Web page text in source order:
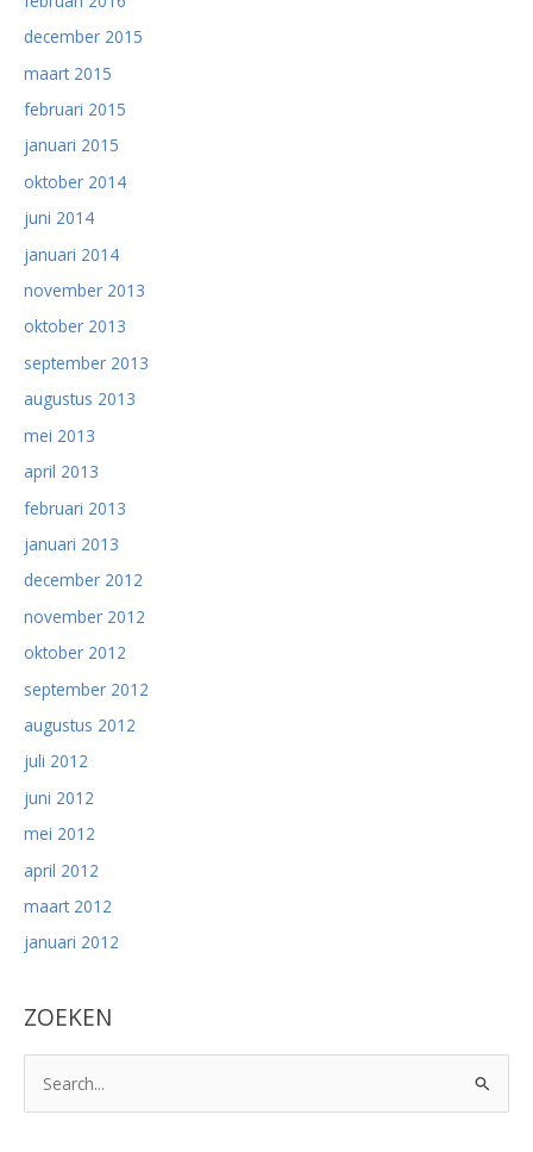
december 2015
maart 2015
februari 2015
januari 2015
oktober 2014
juni 2014
januari 2014
november 2013
oktober 2013
september 2013
augustus 2013
mei 2013
april 2013
februari 2013
januari 2013
december 2012
november 2012
oktober 2012
september 2012
augustus 2012
juli 2012
juni 2012
mei 2012
april 2012
maart 2012
januari 2012
ZOEKEN